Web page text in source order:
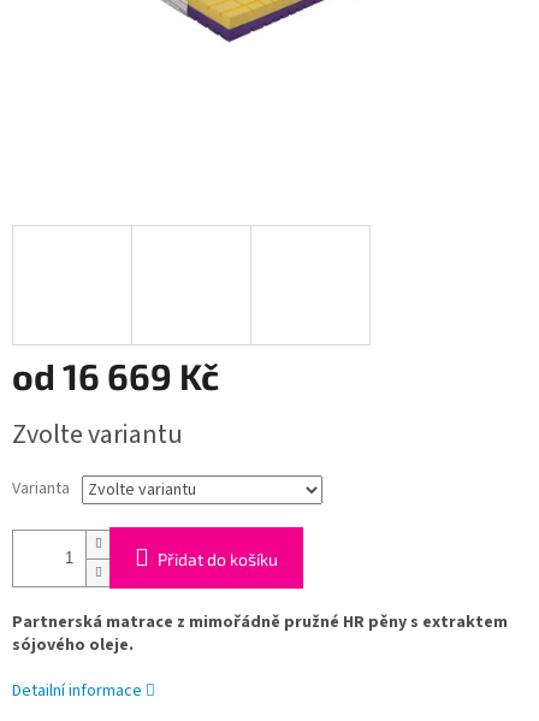
od 16 669 Kč
cena:
Zvolte variantu
Varianta
Přidat do košíku
Partnerská matrace z mimořádně pružné HR pěny s extraktem
sójového oleje.
Detailní informace